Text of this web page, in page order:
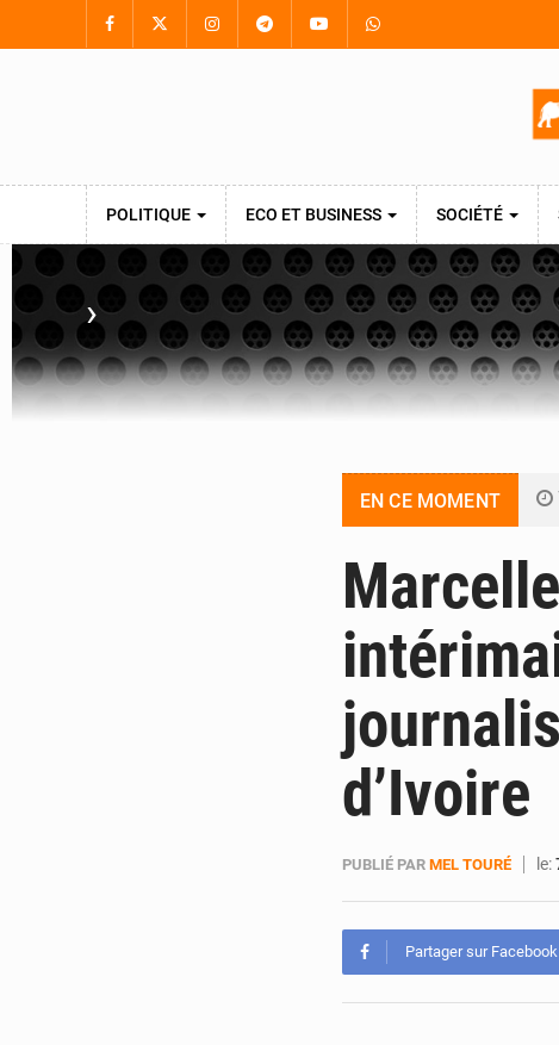
POLITIQUE ECO ET BUSINESS SOCIÉTÉ
›
EN CE MOMENT
d’Ivoire
PUBLIÉ PAR MEL TOURÉ le:
Partager sur Facebook